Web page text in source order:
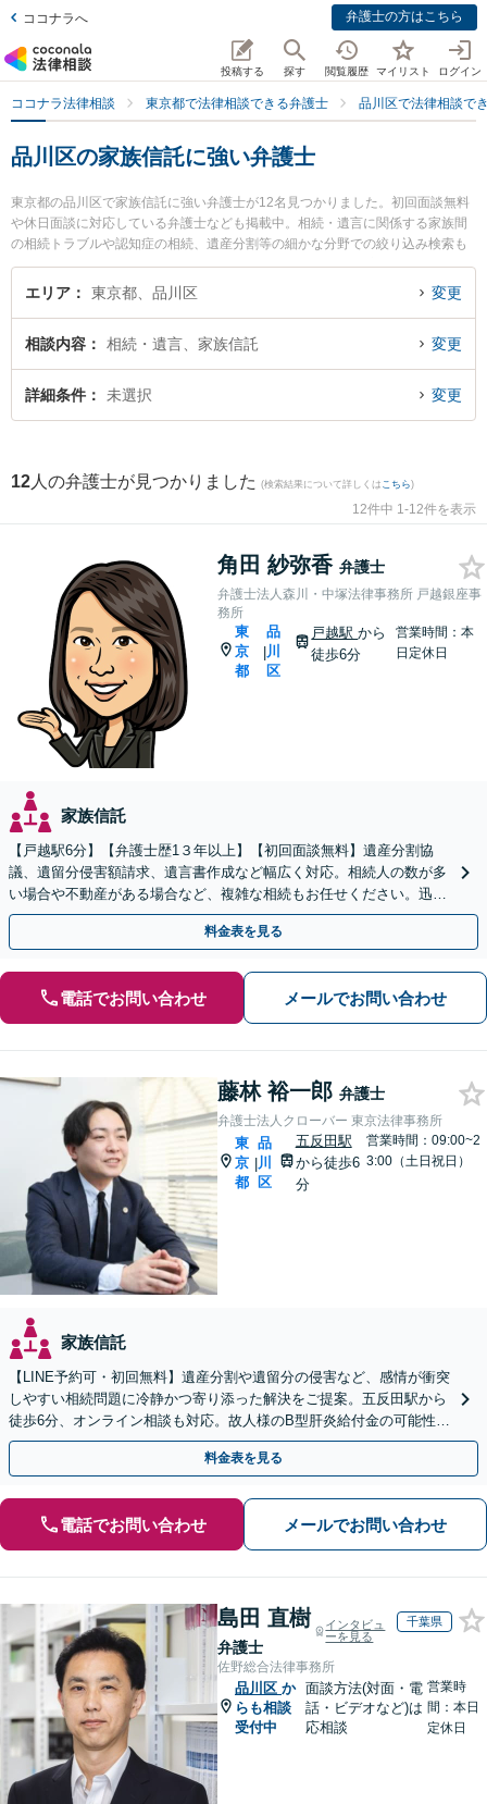
ココナラへ 弁護士の方はこちら
投稿する 探す 閲覧履歴 マイリスト ログイン
ココナラ法律相談 東京都で法律相談できる弁護士 品川区で法律相談で
品川区の家族信託に強い弁護士
東京都の品川区で家族信託に強い弁護士が12名見つかりました。初回面談無料
や休日面談に対応している弁護士なども掲載中。相続・遺言に関係する家族間
の相続トラブルや認知症の相続、遺産分割等の細かな分野での絞り込み検索も
でき便利です。特に弁護士法人森川・中塚法律事務所 戸越銀座事務所の角田 紗
弥香弁護士や弁護士法人クローバー 東京法律事務所の藤林 裕一郎弁護士、弁護
ラブルを今すぐに弁護士に相談したい』『家族信託のトラブル解決の実績豊富
な近くの弁護士を検索したい』『初回相談無料で家族信託を法律相談できる品
川区内の弁護士に相談予約したい』などでお困りの相談者さんにおすすめで
エリア 東京都、品川区 変更
相談内容 相続・遺言、家族信託 変更
詳細条件 未選択 変更
12 人の弁護士が見つかりました (検索結果について詳しくは こちら)
12件中 1-12件を表示
角田 紗弥香 弁護士
弁護士法人森川・中塚法律事務所 戸越銀座事
務所
東
京
都
|
品
川
区
戸越駅から
徒歩6分
営業時間：本
日定休日
家族信託
【戸越駅6分】【弁護士歴1３年以上】【初回面談無料】遺産分割協
議、遺留分侵害額請求、遺言書作成など幅広く対応。相続人の数が多
い場合や不動産がある場合など、複雑な相続もお任せください。迅速
な対応で早期解決を目指します。【電話・メール相談可】
料金表を見る
電話でお問い合わせ メールでお問い合わせ
藤林 裕一郎 弁護士
弁護士法人クローバー 東京法律事務所
東
京
都
|
品
川
区
五反田駅
から徒歩6
分
営業時間：09:00~2
3:00（土日祝日）
家族信託
【LINE予約可・初回無料】遺産分割や遺留分の侵害など、感情が衝突
しやすい相続問題に冷静かつ寄り添った解決をご提案。五反田駅から
徒歩6分、オンライン相談も対応。故人様のB型肝炎給付金の可能性に
も目を配り、ご遺族の利益を全力で支援します。
料金表を見る
電話でお問い合わせ メールでお問い合わせ
島田 直樹
弁護士
インタビュ
ーを見る
千葉県
佐野総合法律事務所
品川区 か
らも相談
受付中
面談方法(対面・電
話・ビデオなど)は
応相談
営業時
間：本日
定休日